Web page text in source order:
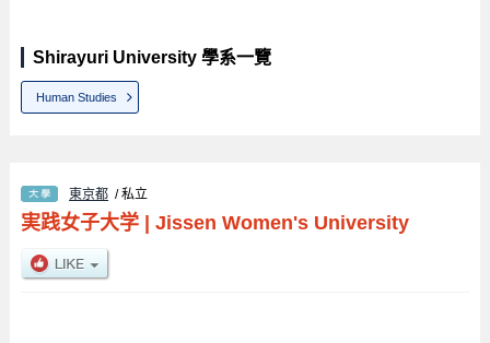
Shirayuri University 學系一覽
Human Studies
東京都 / 私立
実践女子大学| Jissen Women's University